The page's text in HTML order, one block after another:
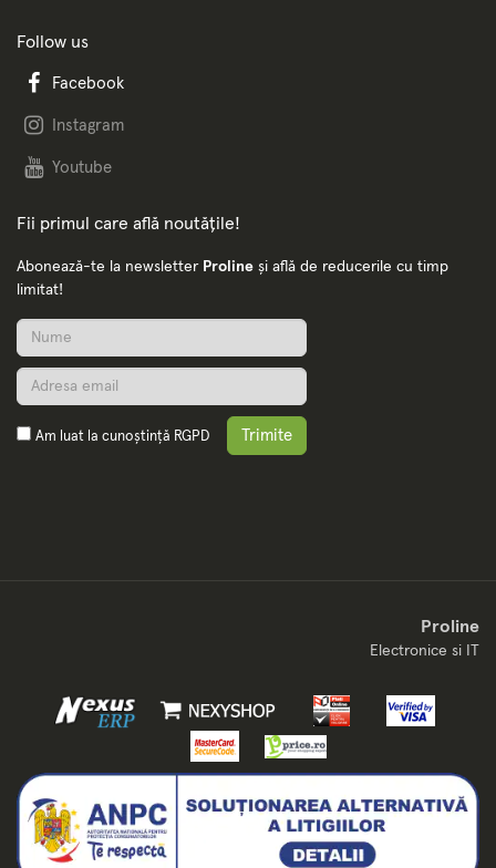
Follow us
Facebook
Instagram
Youtube
Fii primul care află noutățile!
Abonează-te la newsletter Proline și află de reducerile cu timp
limitat!
Am luat la cunoștință RGPD Trimite
Proline
Electronice si IT